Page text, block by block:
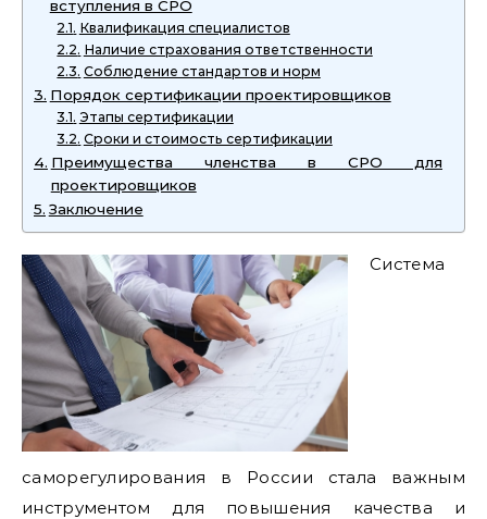
вступления в СРО
Квалификация специалистов
Наличие страхования ответственности
Соблюдение стандартов и норм
Порядок сертификации проектировщиков
Этапы сертификации
Сроки и стоимость сертификации
Преимущества членства в СРО для
проектировщиков
Заключение
Система
саморегулирования в России стала важным
инструментом для повышения качества и